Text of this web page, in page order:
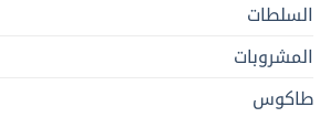
السلطات
المشروبات
طاكوس